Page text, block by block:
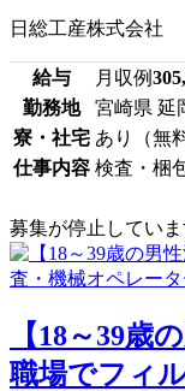
日総工産株式会社
給与 月収例
勤務地
宮崎県 延
寮・社宅 あり（無
仕事内容 検査・梱
募集が停止していま
【18～39歳
職場でフィ